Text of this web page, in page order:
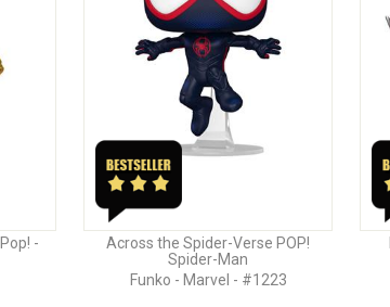
-
Across the Spider-Verse POP!
Spider-Man
Funko - Marvel - #1223